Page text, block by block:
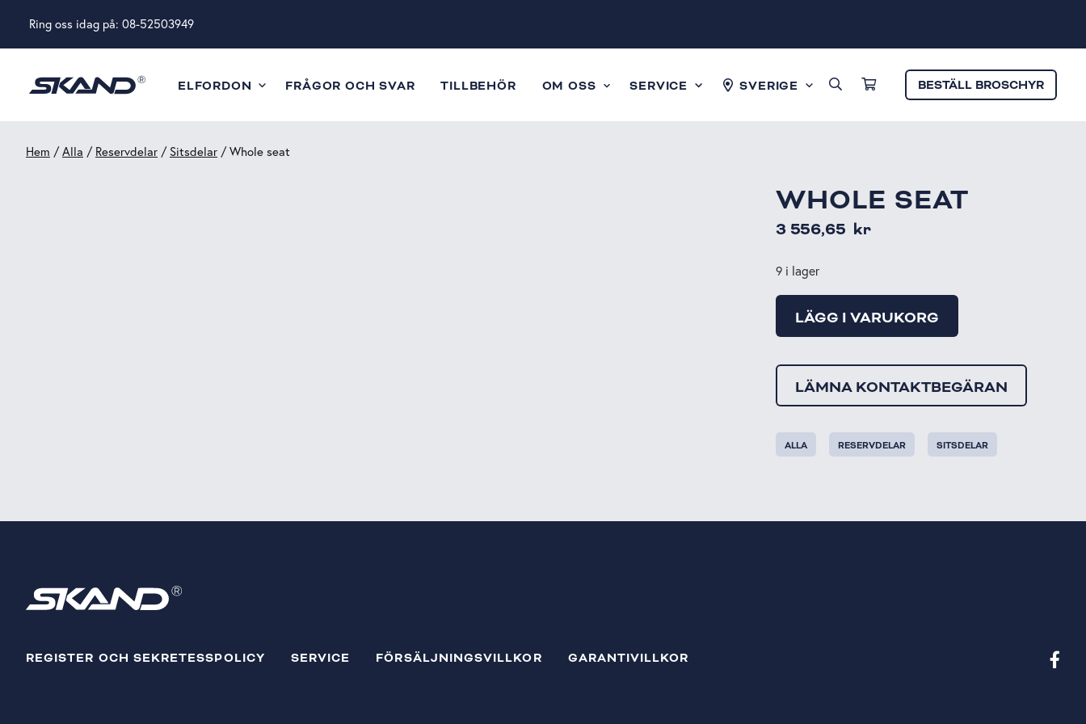
Ring oss idag på: 08-52503949
ELFORDON FRÅGOR OCH SVAR TILLBEHÖR OM OSS SERVICE SVERIGE BESTÄLL BROSCHYR
Hem /Alla / Reservdelar / Sitsdelar / Whole seat
WHOLE SEAT
3 556,65 kr
9 i lager
LÄGG I VARUKORG
LÄMNA KONTAKTBEGÄRAN
ALLA RESERVDELAR SITSDELAR
REGISTER OCH SEKRETESSPOLICY SERVICE FÖRSÄLJNINGSVILLKOR GARANTIVILLKOR